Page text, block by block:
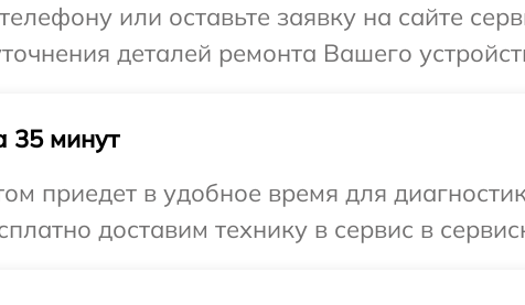
или оставьте заявку на сайте
деталей ремонта Вашего
35 минут
приедет в удобное время для
доставим технику в сервис в